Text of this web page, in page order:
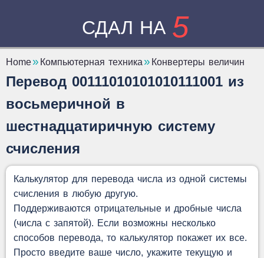
СДАЛ НА 5
Home Компьютерная техника Конвертеры величин
Перевод 00111010101010111001 из
восьмеричной в
шестнадцатиричную систему
счисления
Калькулятор для перевода числа из одной системы
счисления в любую другую.
Поддерживаются отрицательные и дробные числа
(числа с запятой). Если возможны несколько
способов перевода, то калькулятор покажет их все.
Просто введите ваше число, укажите текущую и